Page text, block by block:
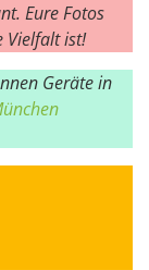
Eure Fotos
Vielfalt ist!
Geräte in